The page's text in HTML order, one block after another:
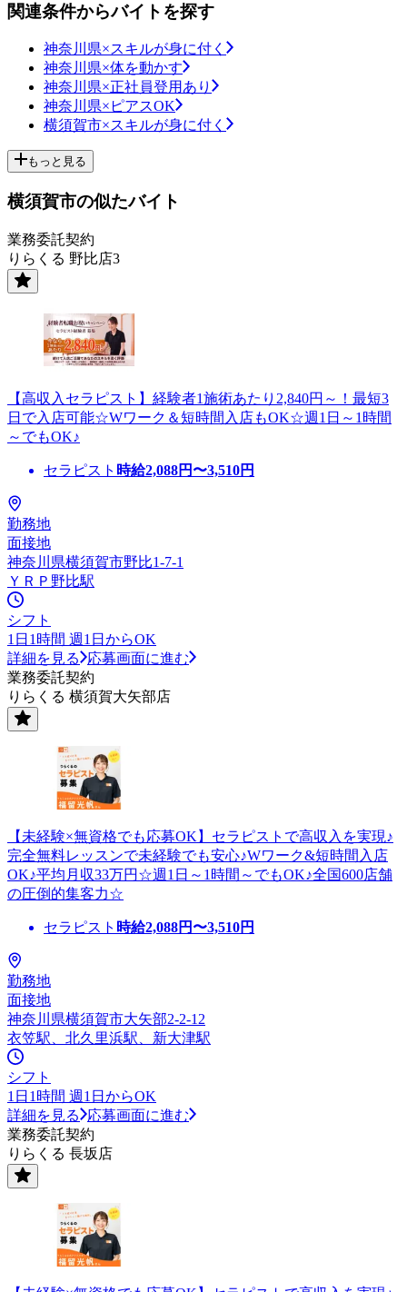
関連条件からバイトを探す
神奈川県×スキルが身に付く
神奈川県×体を動かす
神奈川県×正社員登用あり
神奈川県×ピアスOK
横須賀市×スキルが身に付く
もっと見る
横須賀市の似たバイト
業務委託契約
りらくる 野比店3
【高収入セラピスト】経験者1施術あたり2,840円～！最短3
日で入店可能☆Wワーク＆短時間入店もOK☆週1日～1時間
～でもOK♪
セラピスト 時給2,088円〜3,510円
勤務地
面接地
神奈川県横須賀市野比1-7-1
ＹＲＰ野比駅
シフト
1日1時間 週1日からOK
詳細を見る
応募画面に進む
業務委託契約
りらくる 横須賀大矢部店
【未経験×無資格でも応募OK】セラピストで高収入を実現♪
完全無料レッスンで未経験でも安心♪Wワーク&短時間入店
OK♪平均月収33万円☆週1日～1時間～でもOK♪全国600店舗
の圧倒的集客力☆
セラピスト 時給2,088円〜3,510円
勤務地
面接地
神奈川県横須賀市大矢部2-2-12
衣笠駅、北久里浜駅、新大津駅
シフト
1日1時間 週1日からOK
詳細を見る
応募画面に進む
業務委託契約
りらくる 長坂店